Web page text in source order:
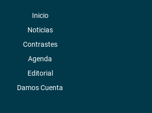
Inicio
Noticias
Contrastes
Agenda
Editorial
Damos Cuenta